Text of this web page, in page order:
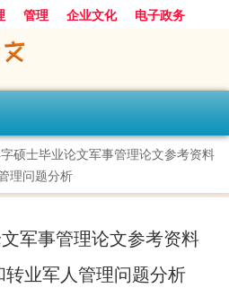
管理 企业文化
电子政务
发展
硕士毕业论文军事管理论文参考资料
理问题分析
军事管理论文参考资料
业军人管理问题分析